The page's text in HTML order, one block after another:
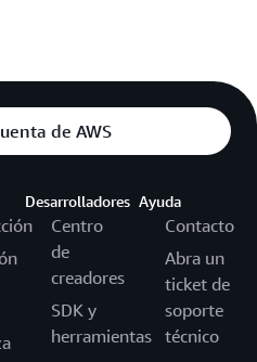
de AWS
Desarrolladores
Centro
de
creadores
SDK y
herramientas
Ayuda
Contacto
Abra un
ticket de
soporte
técnico